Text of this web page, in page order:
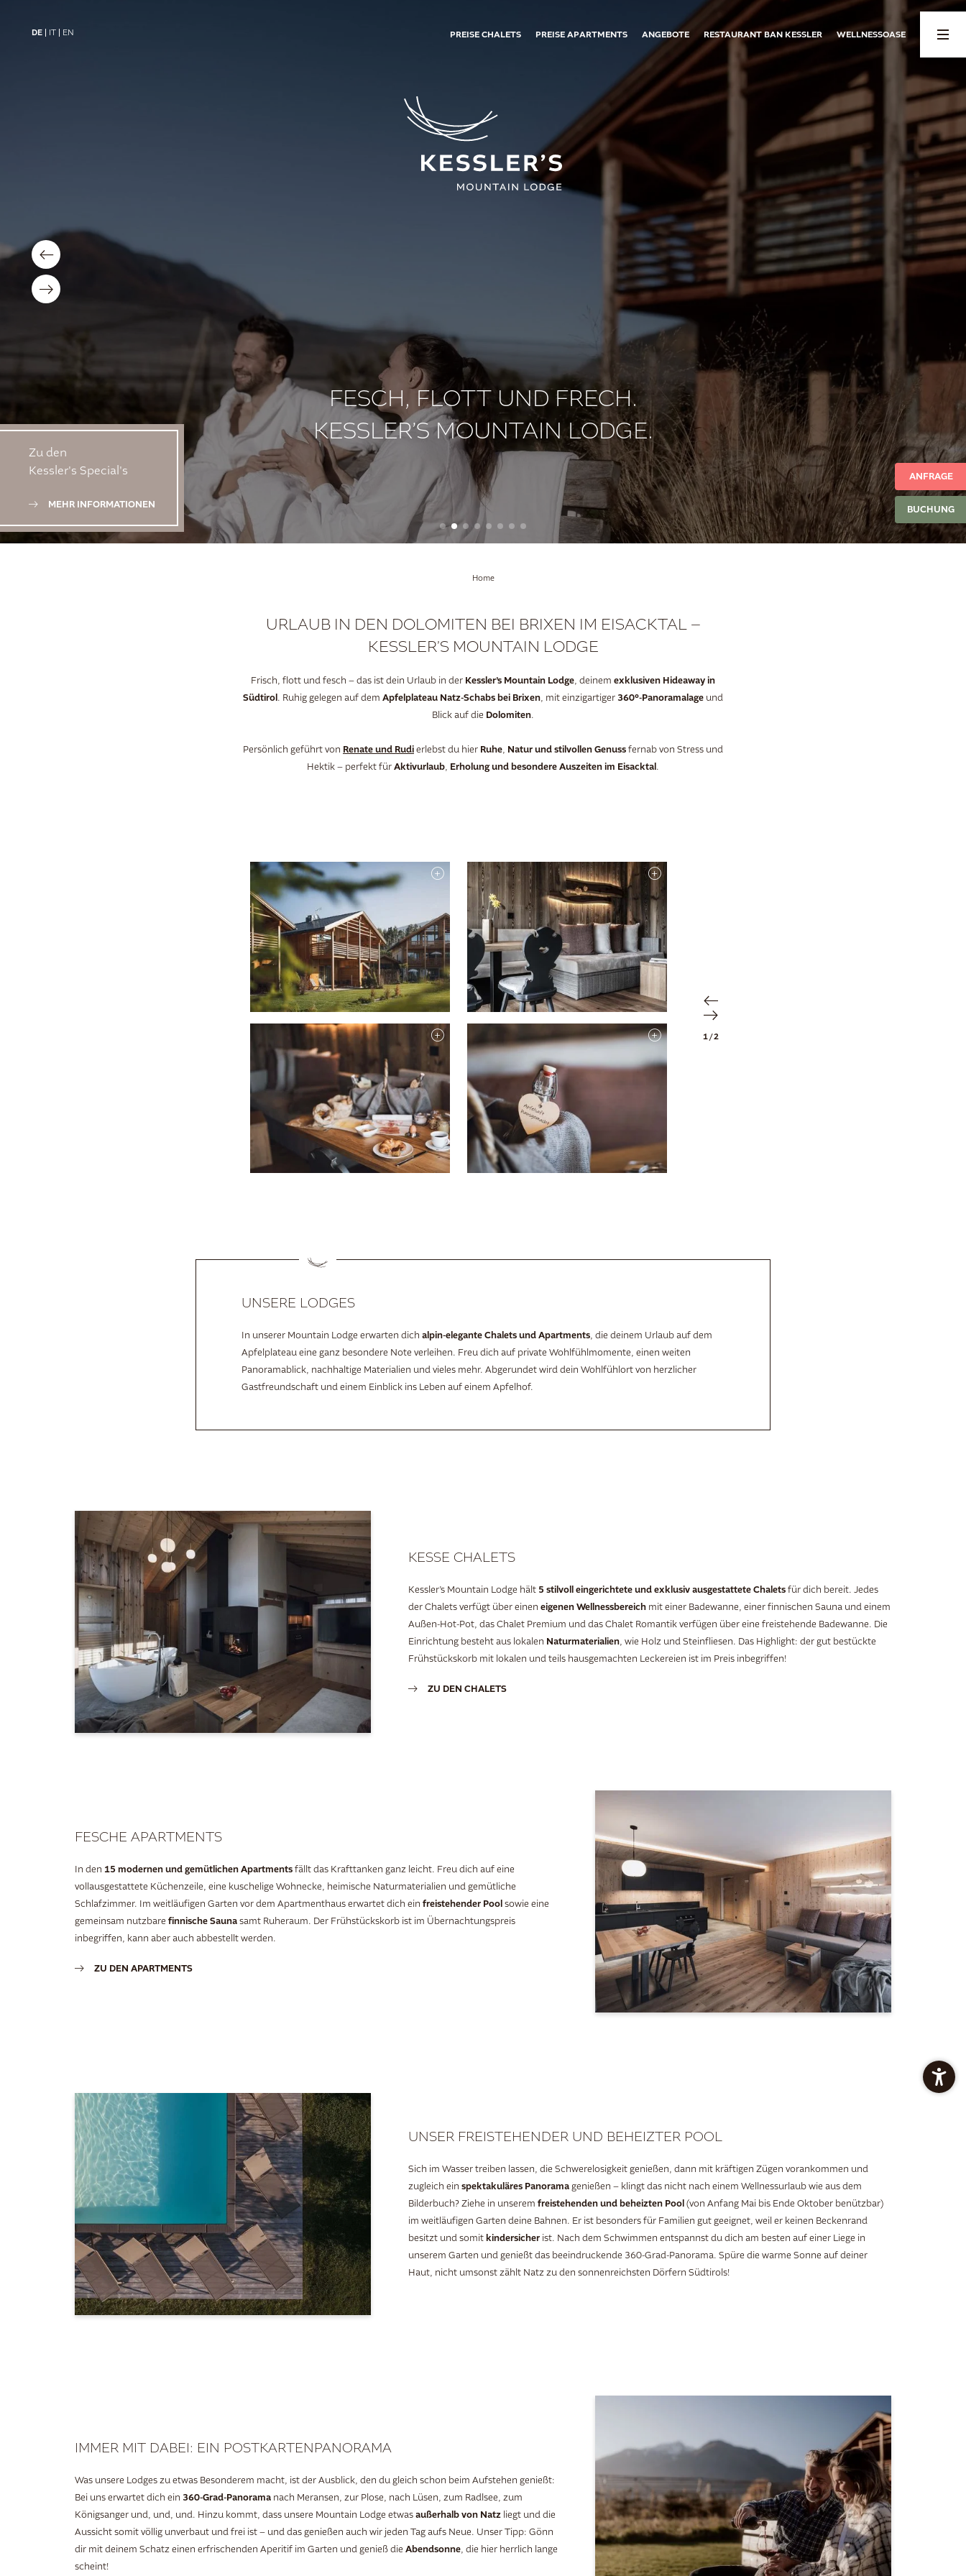
DE IT EN
FESCH, FLOTT UND FRECH.
KESSLER’S MOUNTAIN LODGE.
Zu den
Kessler's Special's
MEHR INFORMATIONEN
ANFRAGE
BUCHUNG
PREISE CHALETS PREISE APARTMENTS ANGEBOTE RESTAURANT BAN KESSLER WELLNESSOASE
Die Mountain Lodge
Die Mountain Lodge
Deine Gastgeber
Online Anzahlung
Anreise
Gut zu wissen
Restaurant ban Kessler
Restaurant ban Kessler
Frühstückskorb
03 Wohnen und Preise
Ein Ort zum Wohlfühlen
Preise Chalets
Preise Apartments
Wohlfühloase
Wellbeing-Programm
Angebote
Gutscheine
04 Rundherum
Rundherum
Events
Sommerspaß
Winterzauber
Wetter
DE IT EN +39 0472 415110 info@kesslers.it +39 392 5097517 ANFRAGE BUCHUNG
Home
URLAUB IN DEN DOLOMITEN BEI BRIXEN IM EISACKTAL –
KESSLER’S MOUNTAIN LODGE
Frisch, flott und fesch – das ist dein Urlaub in der Kessler’s Mountain Lodge, deinem exklusiven Hideaway in
Südtirol. Ruhig gelegen auf dem Apfelplateau Natz-Schabs bei Brixen, mit einzigartiger 360°-Panoramalage und
Blick auf die Dolomiten.
Persönlich geführt von Renate und Rudierlebst du hier Ruhe, Natur und stilvollen Genussfernab von Stress und
Hektik – perfekt fürAktivurlaub, Erholung und besondere Auszeiten im Eisacktal.
1/2
UNSERE LODGES
In unserer Mountain Lodge erwarten dich alpin-elegante Chalets und Apartments, die deinem Urlaub auf dem
Apfelplateau eine ganz besondere Note verleihen. Freu dich auf private Wohlfühlmomente, einen weiten
Panoramablick, nachhaltige Materialien und vieles mehr. Abgerundet wird dein Wohlfühlort von herzlicher
Gastfreundschaft und einem Einblick ins Leben auf einem Apfelhof.
KESSE CHALETS
Kessler’s Mountain Lodge hält 5 stilvoll eingerichtete undexklusiv ausgestattete Chaletsfür dich bereit. Jedes
der Chalets verfügt über einen eigenen Wellnessbereich mit einer Badewanne, einer finnischen Sauna und einem
Außen-Hot-Pot, das Chalet Premium und das Chalet Romantik verfügen über eine freistehende Badewanne. Die
Einrichtung besteht aus lokalen Naturmaterialien, wie Holz und Steinfliesen. Das Highlight: der gut bestückte
Frühstückskorb mit lokalen und teils hausgemachten Leckereien ist im Preis inbegriffen!
ZU DEN CHALETS
FESCHE APARTMENTS
In den 15 modernen und gemütlichen Apartmentsfällt das Krafttanken ganz leicht. Freu dich auf eine
vollausgestattete Küchenzeile, eine kuschelige Wohnecke, heimische Naturmaterialien und gemütliche
Schlafzimmer. Im weitläufigen Garten vor dem Apartmenthaus erwartet dich ein freistehender Poolsowie eine
gemeinsam nutzbare finnische Saunasamt Ruheraum. Der Frühstückskorb ist im Übernachtungspreis
inbegriffen, kann aber auch abbestellt werden.
ZU DEN APARTMENTS
UNSER FREISTEHENDER UND BEHEIZTER POOL
Sich im Wasser treiben lassen, die Schwerelosigkeit genießen, dann mit kräftigen Zügen vorankommen und
zugleich ein spektakuläres Panorama genießen – klingt das nicht nach einem Wellnessurlaub wie aus dem
Bilderbuch? Ziehe in unserem freistehenden und beheizten Pool(von Anfang Mai bis Ende Oktober benützbar)
im weitläufigen Garten deine Bahnen. Er ist besonders für Familien gut geeignet, weil er keinen Beckenrand
besitzt und somitkindersicher ist. Nach dem Schwimmen entspannst du dich am besten auf einer Liege in
unserem Garten und genießt das beeindruckende 360-Grad-Panorama. Spüre die warme Sonne auf deiner
Haut, nicht umsonst zählt Natz zu den sonnenreichsten Dörfern Südtirols!
IMMER MIT DABEI: EIN POSTKARTENPANORAMA
Was unsere Lodges zu etwas Besonderem macht, ist der Ausblick, den du gleich schon beim Aufstehen genießt:
Bei uns erwartet dich ein 360-Grad-Panorama nach Meransen, zur Plose, nach Lüsen, zum Radlsee, zum
Königsanger und, und, und. Hinzu kommt, dass unsere Mountain Lodge etwasaußerhalb von Natz liegt und die
Aussicht somit völlig unverbaut und frei ist – und das genießen auch wir jeden Tag aufs Neue. Unser Tipp: Gönn
dir mit deinem Schatz einen erfrischenden Aperitif im Garten und genieß die Abendsonne, die hier herrlich lange
scheint!